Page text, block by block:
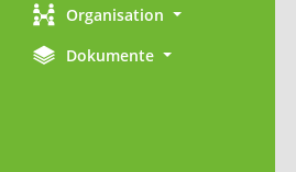
Organisation
Dokumente